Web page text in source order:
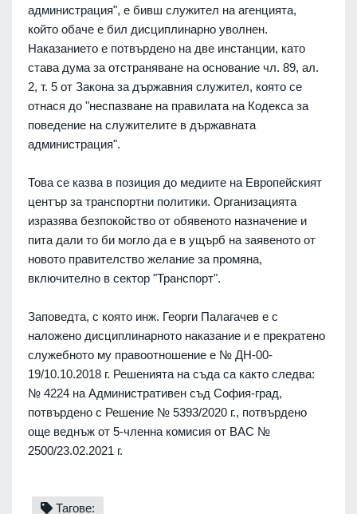
администрация", е бивш служител на агенцията,
който обаче е бил дисциплинарно уволнен.
Наказанието е потвърдено на две инстанции, като
става дума за отстраняване на основание чл. 89, ал.
2, т. 5 от Закона за държавния служител, която се
отнася до "неспазване на правилата на Кодекса за
поведение на служителите в държавната
администрация".
Това се казва в позиция до медиите на Европейският
център за транспортни политики. Организацията
изразява безпокойство от обявеното назначение и
пита дали то би могло да е в ущърб на заявеното от
новото правителство желание за промяна,
включително в сектор "Транспорт".
Заповедта, с която инж. Георги Палагачев е с
наложено дисциплинарното наказание и е прекратено
служебното му правоотношение е № ДН-00-
19/10.10.2018 г. Решенията на съда са както следва:
№ 4224 на Административен съд София-град,
потвърдено с Решение № 5393/2020 г., потвърдено
още веднъж от 5-членна комисия от ВАС №
2500/23.02.2021 г.
Тагове: